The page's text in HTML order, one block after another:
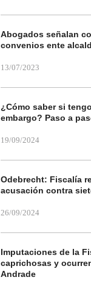
Abogados señalan
convenios ente
13/07/2023
¿Cómo saber si
embargo? Paso a
19/09/2024
Odebrecht: Fiscalía
acusación contra
26/09/2024
Imputaciones de la
caprichosas y
Andrade